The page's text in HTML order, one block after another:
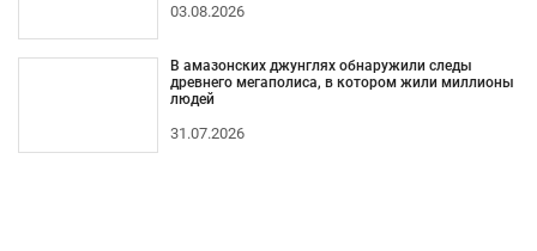
03.08.2026
В амазонских джунглях обнаружили следы
древнего мегаполиса, в котором жили миллионы
людей
31.07.2026